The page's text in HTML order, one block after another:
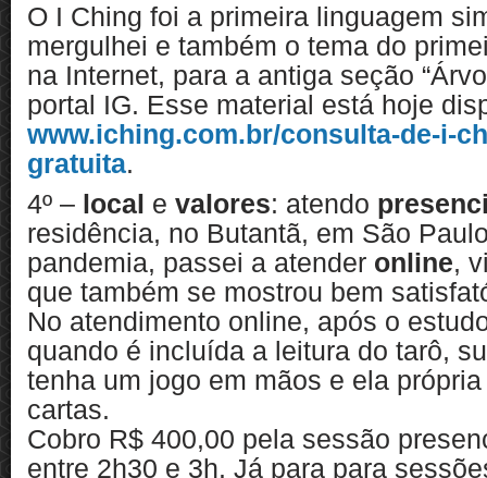
O I Ching foi a primeira linguagem
mergulhei e também o tema do
na Internet, para a antiga seção
portal IG. Esse material está hoje
www.iching.com.br/consulta-de-i-
gratuita.
4º – local e valores: atendo
residência, no Butantã, em São
pandemia, passei a atender online,
que também se mostrou bem
No atendimento online, após o
quando é incluída a leitura do tarô,
tenha um jogo em mãos e ela
cartas.
Cobro R$ 400,00 pela sessão
entre 2h30 e 3h. Já para para